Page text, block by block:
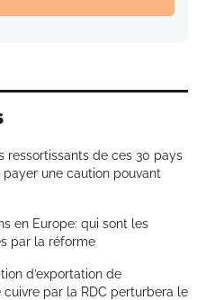
ressortissants de ces 30 pays
une caution pouvant
en Europe: qui sont les
par la réforme
d’exportation de
par la RDC perturbera le